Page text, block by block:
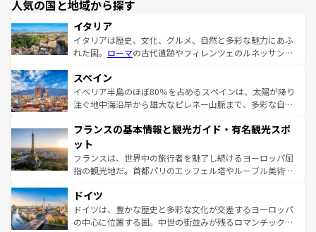
人気の国と地域から探す
イタリア
イタリアは歴史、文化、グルメ、自然と多彩な魅力にあふ
れた国。 ローマの古代遺跡やフィレンツェのルネッサンス
ろん、トスカーナの美しい田園風景やアマルフィ海岸の絶
景など、自然景観も見逃せない。観光の合間には、本場の
ピザやパスタなど、絶品のイタリア料理を堪能することも
ませてくれるイタリアで、忘れられない旅をしてみよう！
なお、新着のイタリア情報は
しい。
スペイン
イベリア半島のほぼ80％を占めるスペインは、太陽が降り
注ぐ地中海沿岸から雄大なピレネー山脈まで、多彩な自然
文化が根付くこの国では、情熱的なフラメンコ、熱気あふ
れる闘牛、そして美味しいタパスが生活の一部となってい
る。首都マドリードの洗練された雰囲気や、バルセロナの
アートに溢れた街角から、地方では古代ローマ遺跡や中世
せる。地方によって風土や気候が異なるスペインはその個
性で訪れる人を魅了する。 なお、新着のスペイン情報は コ
ンテンツ一覧を参照してほしい。
フランスの基本情報と観光ガイド・有名観光スポ
ット
フランスは、世界中の旅行者を魅了し続けるヨーロッパ屈
指の観光地だ。首都パリのエッフェル塔やルーブル美術館
で、幅広い魅力が詰まっている。華麗な宮殿、歴史的な大
聖堂、美しいビーチ、そして豊かな自然が、訪れる者を心
から魅了する。また、フランスは美食の国としても知ら
ドイツ
ドイツは、豊かな歴史と多彩な文化が交差するヨーロッパ
の中心に位置する国。中世の街並みが残るロマンチック街